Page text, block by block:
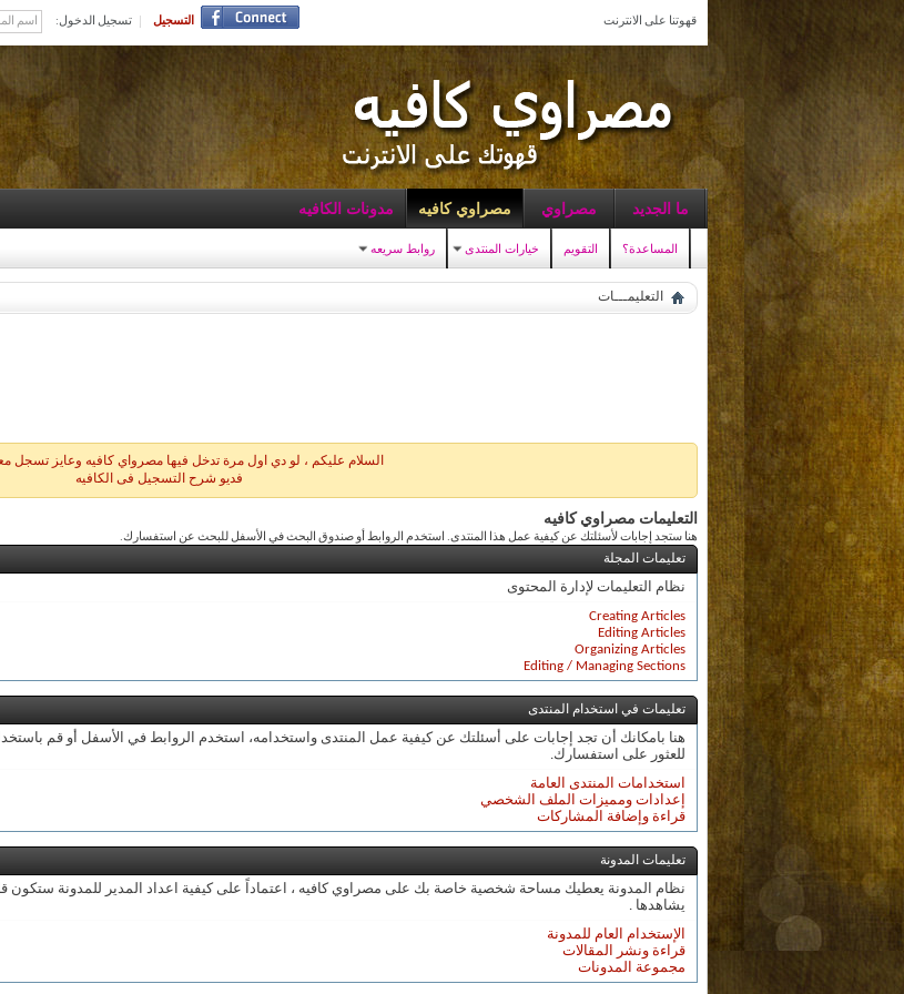
قهوتنا على الانترنت التسجيل تسجيل الدخول:
ما الجديد مصراوي مصراوي كافيه
المساعدة؟ التقويم خيارات المنتدى روابط سريعه
مدونات الكافيه
التعليمـــات
السلام عليكم ، لو دي اول مرة تدخل فيها مصرواي كافيه وعايز تسجل
فديو شرح التسجيل فى الكافيه
التعليمات مصراوي كافيه
هنا ستجد إجابات لأسئلتك عن كيفية عمل هذا المنتدى. استخدم الروابط أو صندوق البحث في الأسفل للبحث عن استفسارك.
تعليمات المجلة
نظام التعليمات لإدارة المحتوى
Creating Articles
Editing Articles
Organizing Articles
Editing / Managing Sections
تعليمات في استخدام المنتدى
هنا بامكانك أن تجد إجابات على أسئلتك عن كيفية عمل المنتدى واستخدامه، استخدم الروابط في الأسفل أو قم
للعثور على استفسارك.
استخدامات المنتدى العامة
إعدادات ومميزات الملف الشخصي
قراءة وإضافة المشاركات
تعليمات المدونة
نظام المدونة يعطيك مساحة شخصية خاصة بك على مصراوي كافيه ، اعتماداً على كيفية اعداد المدير للمدونة ستكون
يشاهدها .
الإستخدام العام للمدونة
قراءة ونشر المقالات
مجموعة المدونات